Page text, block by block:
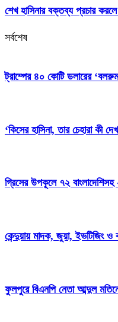
শেখ হাসিনার বক্তব্য প্রচার
সর্বশেষ
ট্রাম্পের ৪০ কোটি ডলারের
‘কিসের হাসিনা, তার চেহারা কী
গ্রিসের উপকূলে ৭২
কেন্দুয়ায় মাদক, জুয়া, ইভটিজিং ও
ফুলপুরে বিএনপি নেতা আব্দুল